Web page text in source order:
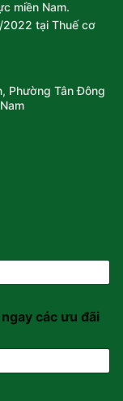
miền Nam.
tại Thuế cơ
Phường Tân Đông
các ưu đãi